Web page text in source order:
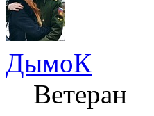
ДымоК
Ветеран